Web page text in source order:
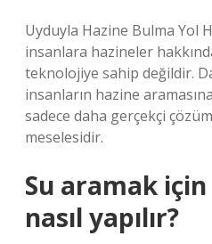
Uyduyla Hazine Bulma Yol
insanlara hazineler
teknolojiye sahip değildir.
insanların hazine
sadece daha gerçekçi
meselesidir.
Su aramak
nasıl yapılır?